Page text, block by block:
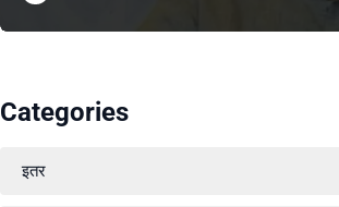
Categories
इतर